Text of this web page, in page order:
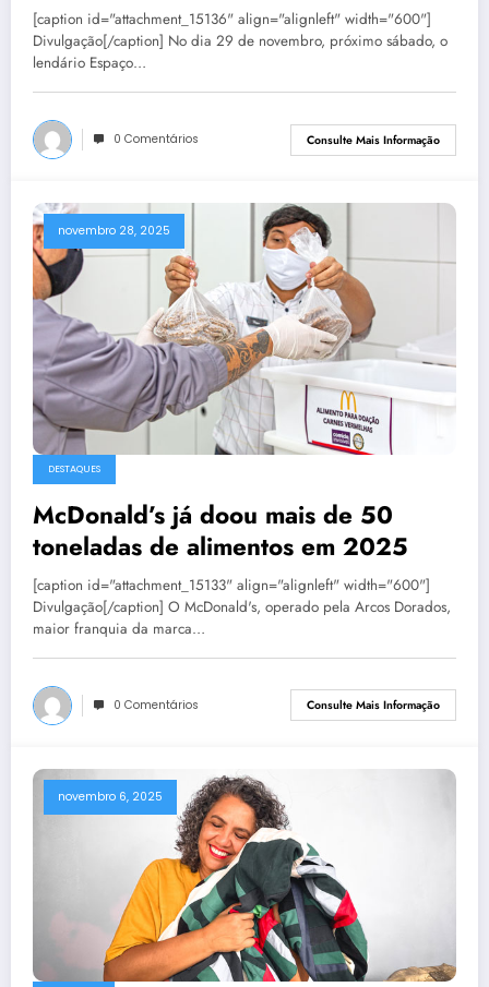
[caption id="attachment_15136" align="alignleft" width="600"]
Divulgação[/caption] No dia 29 de novembro, próximo sábado, o
lendário Espaço…
0 Comentários Consulte Mais Informação
novembro 28, 2025
DESTAQUES
McDonald’s já doou mais de 50
toneladas de alimentos em 2025
[caption id="attachment_15133" align="alignleft" width="600"]
Divulgação[/caption] O McDonald's, operado pela Arcos Dorados,
maior franquia da marca…
0 Comentários Consulte Mais Informação
novembro 6, 2025